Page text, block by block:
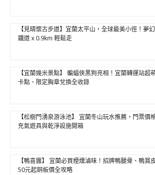
【見晴懷古步道】宜蘭太平山，全球最美小徑！夢
鐵道 x 0.9km 輕鬆走
【宜蘭幾米景點】 蝙蝠俠黑狗亮相！宜蘭轉運站超
卡點、限定胸章兌換全收錄
【松樹門湧泉游泳池】 宜蘭冬山玩水推薦，門票價
充氣遊具與乾淨設施開箱
【鴨喜露】 宜蘭必買煙燻滷味！招牌鴨腿骨、鴨賞
50元起銅板價全攻略